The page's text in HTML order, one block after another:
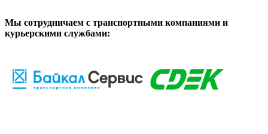
Мы сотрудничаем с транспортными компаниями и
курьерскими службами: